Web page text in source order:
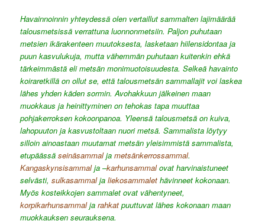
Havainnoinnin yhteydessä olen vertaillut sammalten lajimäärää
talousmetsissä verrattuna luonnonmetsiin. Paljon puhutaan
metsien ikärakenteen muutoksesta, lasketaan hiilensidontaa ja
puun kasvulukuja, mutta vähemmän puhutaan kuitenkin ehkä
tärkeimmästä eli metsän monimuotoisuudesta. Selkeä havainto
koiraretkillä on ollut se, että talousmetsän sammallajit voi laskea
lähes yhden käden sormin. Avohakkuun jälkeinen maan
muokkaus ja heinittyminen on tehokas tapa muuttaa
pohjakerroksen kokoonpanoa. Yleensä talousmetsä on kuiva,
lahopuuton ja kasvustoltaan nuori metsä. Sammalista löytyy
silloin ainoastaan muutamat metsän yleisimmistä sammalista,
etupäässäseinäsammaljametsänkerrossammal.
Kangaskynsisammalja –karhunsammalovat harvinaistuneet
selvästi,sulkasammaljaliekosammalet hävinneet kokonaan.
Myös kosteikkojen sammalet ovat vähentyneet,
korpikarhunsammaljarahkat puuttuvat lähes kokonaan maan
muokkauksen seurauksena.